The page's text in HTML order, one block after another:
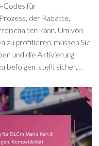
Codes für
der Rabatte,
kann. Um von
zu profitieren, müssen Sie
und die Aktivierung
befolgen, stellt sicher,…